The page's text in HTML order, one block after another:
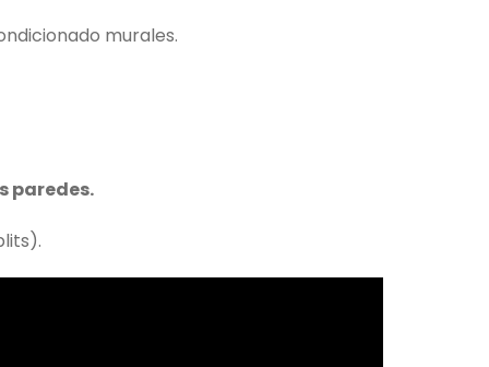
murales.
paredes.